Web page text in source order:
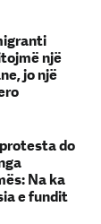
një
jo një
do
Na ka
e fundit